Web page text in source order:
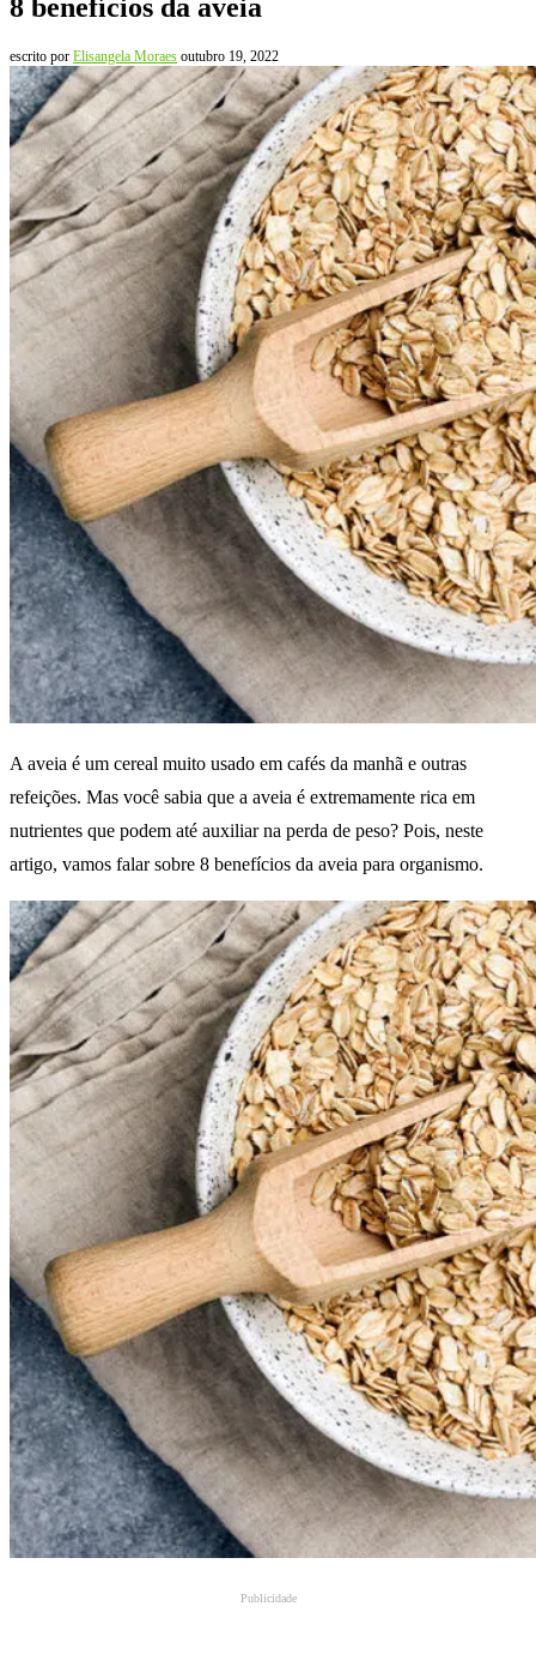
8 benefícios da aveia
escrito por Elisangela Moraes outubro 19, 2022
A aveia é um cereal muito usado em cafés da manhã e outras
refeições. Mas você sabia que a aveia é extremamente rica em
nutrientes que podem até auxiliar na perda de peso? Pois, neste
artigo, vamos falar sobre 8 benefícios da aveia para organismo.
Publicidade